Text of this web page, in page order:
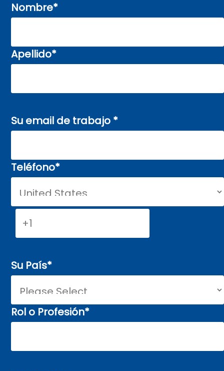
Nombre*
Apellido*
Su email de trabajo *
Teléfono*
Su País*
Rol o Profesión*